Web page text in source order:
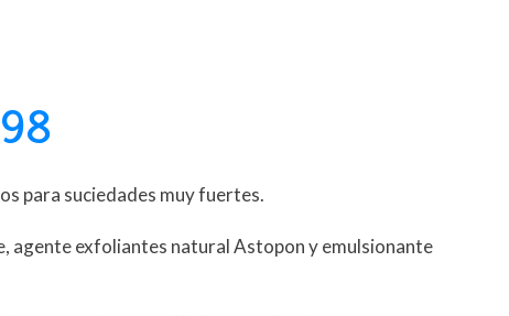
para suciedades muy fuertes.
agente exfoliantes natural Astopon y emulsionante